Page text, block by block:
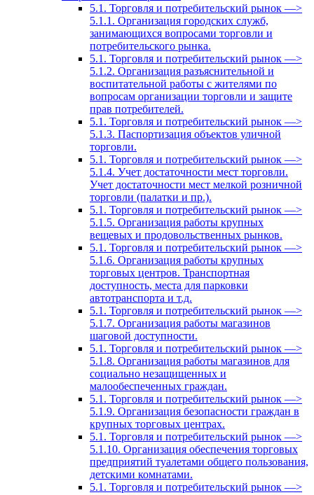
5.1. Торговля и потребительский рынок —>
5.1.1. Организация городских служб,
занимающихся вопросами торговли и
потребительского рынка.
5.1. Торговля и потребительский рынок —>
5.1.2. Организация разъяснительной и
воспитательной работы с жителями по
вопросам организации торговли и защите
прав потребителей.
5.1. Торговля и потребительский рынок —>
5.1.3. Паспортизация объектов уличной
торговли.
5.1. Торговля и потребительский рынок —>
5.1.4. Учет достаточности мест торговли.
Учет достаточности мест мелкой розничной
торговли (палатки и пр.).
5.1. Торговля и потребительский рынок —>
5.1.5. Организация работы крупных
вещевых и продовольственных рынков.
5.1. Торговля и потребительский рынок —>
5.1.6. Организация работы крупных
торговых центров. Транспортная
доступность, места для парковки
автотранспорта и т.д.
5.1. Торговля и потребительский рынок —>
5.1.7. Организация работы магазинов
шаговой доступности.
5.1. Торговля и потребительский рынок —>
5.1.8. Организация работы магазинов для
социально незащищенных и
малообеспеченных граждан.
5.1. Торговля и потребительский рынок —>
5.1.9. Организация безопасности граждан в
крупных торговых центрах.
5.1. Торговля и потребительский рынок —>
5.1.10. Организация обеспечения торговых
предприятий туалетами общего пользования,
детскими комнатами.
5.1. Торговля и потребительский рынок —>